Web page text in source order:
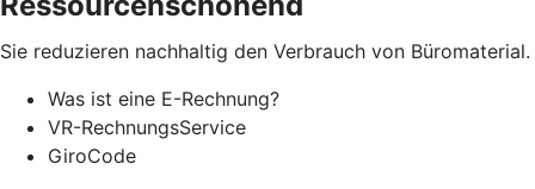
Sie reduzieren nachhaltig den Verbrauch von Büromaterial.
Was ist eine E-Rechnung?
VR-RechnungsService
GiroCode